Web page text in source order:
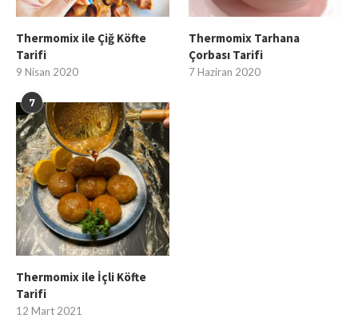
Thermomix ile Çiğ Köfte
Tarifi
9 Nisan 2020
Thermomix Tarhana
Çorbası Tarifi
7 Haziran 2020
7
Thermomix ile İçli Köfte
Tarifi
12 Mart 2021